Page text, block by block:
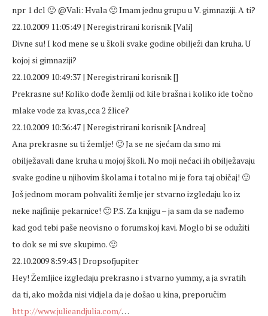
npr 1 dcl 🙂 @Vali: Hvala 🙂 Imam jednu grupu u V. gimnaziji. A ti?
22.10.2009 11:05:49 | Neregistrirani korisnik [Vali]
Divne su! I kod mene se u školi svake godine obilježi dan kruha. U
kojoj si gimnaziji?
22.10.2009 10:49:37 | Neregistrirani korisnik []
Prekrasne su! Koliko dođe žemlji od kile brašna i koliko ide točno
mlake vode za kvas,cca 2 žlice?
22.10.2009 10:36:47 | Neregistrirani korisnik [Andrea]
Ana prekrasne su ti žemlje! 🙂 Ja se ne sjećam da smo mi
obilježavali dane kruha u mojoj školi. No moji nećaci ih obilježavaju
svake godine u njihovim školama i totalno mi je fora taj običaj! 🙂
Još jednom moram pohvaliti žemlje jer stvarno izgledaju ko iz
neke najfinije pekarnice! 🙂 P.S. Za knjigu – ja sam da se nađemo
kad god tebi paše neovisno o forumskoj kavi. Moglo bi se odužiti
to dok se mi sve skupimo. 🙂
22.10.2009 8:59:43 | Dropsofjupiter
Hey! Žemljice izgledaju prekrasno i stvarno yummy, a ja svratih
da ti, ako možda nisi vidjela da je došao u kina, preporučim
http://www.julieandjulia.com/…